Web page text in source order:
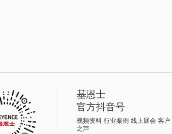
基恩士
官方抖音号
视频资料 行业案例 线上展会 客户
之声